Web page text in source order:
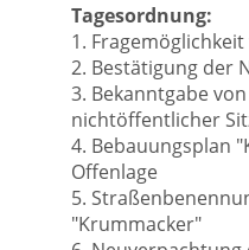
Tagesordnung:
1.
2. Bestätigung der
3. Bekanntgabe
nichtöffentlicher
4. Bebauungsplan
Offenlage
5.
"Krummacker"